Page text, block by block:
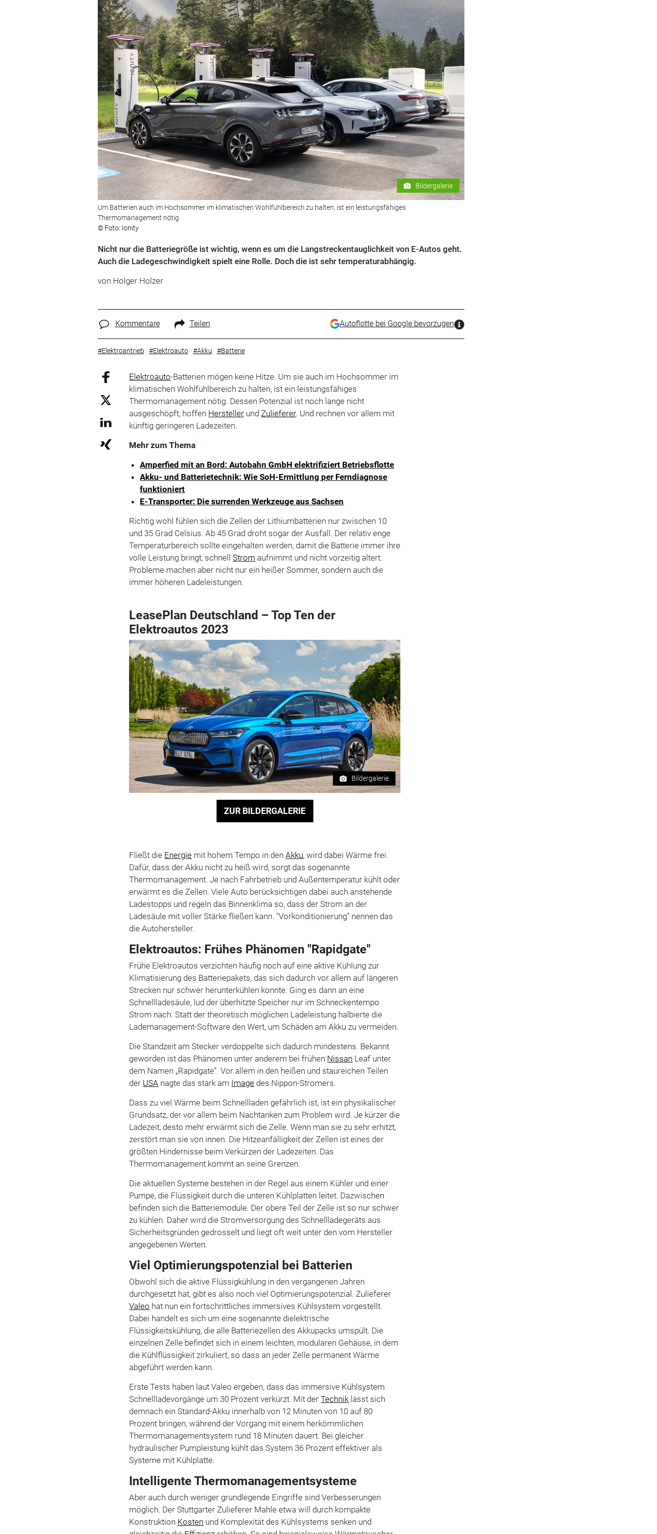
Bildergalerie
Um Batterien auch im Hochsommer im klimatischen Wohlfühlbereich zu halten, ist ein leistungsfähiges
Thermomanagement nötig
© Foto: Ionity
Nicht nur die Batteriegröße ist wichtig, wenn es um die Langstreckentauglichkeit von E-Autos geht.
Auch die Ladegeschwindigkeit spielt eine Rolle. Doch die ist sehr temperaturabhängig.
von Holger Holzer
Kommentare Teilen Autoflotte bei Google bevorzugen
#Elektroantrieb #Elektroauto #Akku #Batterie
Elektroauto-Batterien mögen keine Hitze. Um sie auch im Hochsommer im
klimatischen Wohlfühlbereich zu halten, ist ein leistungsfähiges
Thermomanagement nötig. Dessen Potenzial ist noch lange nicht
ausgeschöpft, hoffen Hersteller und Zulieferer. Und rechnen vor allem mit
künftig geringeren Ladezeiten.
Mehr zum Thema
Amperfied mit an Bord: Autobahn GmbH elektrifiziert Betriebsflotte
Akku- und Batterietechnik: Wie SoH-Ermittlung per Ferndiagnose
funktioniert
E-Transporter: Die surrenden Werkzeuge aus Sachsen
Richtig wohl fühlen sich die Zellen der Lithiumbatterien nur zwischen 10
und 35 Grad Celsius. Ab 45 Grad droht sogar der Ausfall. Der relativ enge
Temperaturbereich sollte eingehalten werden, damit die Batterie immer ihre
volle Leistung bringt, schnellStrom aufnimmt und nicht vorzeitig altert.
Probleme machen aber nicht nur ein heißer Sommer, sondern auch die
immer höheren Ladeleistungen.
LeasePlan Deutschland – Top Ten der
Elektroautos 2023
Bildergalerie
ZUR BILDERGALERIE
Fließt die Energie mit hohem Tempo in denAkku, wird dabei Wärme frei.
Dafür, dass der Akku nicht zu heiß wird, sorgt das sogenannte
Thermomanagement. Je nach Fahrbetrieb und Außentemperatur kühlt oder
erwärmt es die Zellen. Viele Auto berücksichtigen dabei auch anstehende
Ladestopps und regeln das Binnenklima so, dass der Strom an der
Ladesäule mit voller Stärke fließen kann. "Vorkonditionierung" nennen das
die Autohersteller.
Elektroautos: Frühes Phänomen "Rapidgate"
Frühe Elektroautos verzichten häufig noch auf eine aktive Kühlung zur
Klimatisierung des Batteriepakets, das sich dadurch vor allem auf längeren
Strecken nur schwer herunterkühlen konnte. Ging es dann an eine
Schnellladesäule, lud der überhitzte Speicher nur im Schneckentempo
Strom nach. Statt der theoretisch möglichen Ladeleistung halbierte die
Lademanagement-Software den Wert, um Schäden am Akku zu vermeiden.
Die Standzeit am Stecker verdoppelte sich dadurch mindestens. Bekannt
geworden ist das Phänomen unter anderem bei frühen Nissan Leaf unter
dem Namen „Rapidgate“. Vor allem in den heißen und staureichen Teilen
der USA nagte das stark am Image des Nippon-Stromers.
Dass zu viel Wärme beim Schnellladen gefährlich ist, ist ein physikalischer
Grundsatz, der vor allem beim Nachtanken zum Problem wird. Je kürzer die
Ladezeit, desto mehr erwärmt sich die Zelle. Wenn man sie zu sehr erhitzt,
zerstört man sie von innen. Die Hitzeanfälligkeit der Zellen ist eines der
größten Hindernisse beim Verkürzen der Ladezeiten. Das
Thermomanagement kommt an seine Grenzen.
Die aktuellen Systeme bestehen in der Regel aus einem Kühler und einer
Pumpe, die Flüssigkeit durch die unteren Kühlplatten leitet. Dazwischen
befinden sich die Batteriemodule. Der obere Teil der Zelle ist so nur schwer
zu kühlen. Daher wird die Stromversorgung des Schnellladegeräts aus
Sicherheitsgründen gedrosselt und liegt oft weit unter den vom Hersteller
angegebenen Werten.
Viel Optimierungspotenzial bei Batterien
Obwohl sich die aktive Flüssigkühlung in den vergangenen Jahren
durchgesetzt hat, gibt es also noch viel Optimierungspotenzial. Zulieferer
Valeo hat nun ein fortschrittliches immersives Kühlsystem vorgestellt.
Dabei handelt es sich um eine sogenannte dielektrische
Flüssigkeitskühlung, die alle Batteriezellen des Akkupacks umspült. Die
einzelnen Zelle befindet sich in einem leichten, modularen Gehäuse, in dem
die Kühlflüssigkeit zirkuliert, so dass an jeder Zelle permanent Wärme
abgeführt werden kann.
Erste Tests haben laut Valeo ergeben, dass das immersive Kühlsystem
Schnellladevorgänge um 30 Prozent verkürzt. Mit derTechnik lässt sich
demnach ein Standard-Akku innerhalb von 12 Minuten von 10 auf 80
Prozent bringen, während der Vorgang mit einem herkömmlichen
Thermomanagementsystem rund 18 Minuten dauert. Bei gleicher
hydraulischer Pumpleistung kühlt das System 36 Prozent effektiver als
Systeme mit Kühlplatte.
Intelligente Thermomanagementsysteme
Aber auch durch weniger grundlegende Eingriffe sind Verbesserungen
möglich. Der Stuttgarter Zulieferer Mahle etwa will durch kompakte
Konstruktion Kosten und Komplexität des Kühlsystems senken und